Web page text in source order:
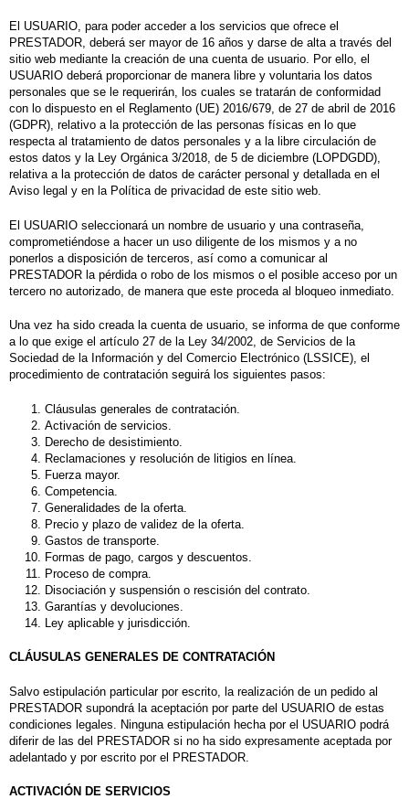
El USUARIO, para poder acceder a los servicios que ofrece el
PRESTADOR, deberá ser mayor de 16 años y darse de alta a través del
sitio web mediante la creación de una cuenta de usuario. Por ello, el
USUARIO deberá proporcionar de manera libre y voluntaria los datos
personales que se le requerirán, los cuales se tratarán de conformidad
con lo dispuesto en el Reglamento (UE) 2016/679, de 27 de abril de 2016
(GDPR), relativo a la protección de las personas físicas en lo que
respecta al tratamiento de datos personales y a la libre circulación de
estos datos y la Ley Orgánica 3/2018, de 5 de diciembre (LOPDGDD),
relativa a la protección de datos de carácter personal y detallada en el
Aviso legal y en la Política de privacidad de este sitio web.
El USUARIO seleccionará un nombre de usuario y una contraseña
comprometiéndose a hacer un uso diligente de los mismos y a no
ponerlos a disposición de terceros, así como a comunicar al
PRESTADOR la pérdida o robo de los mismos o el posible acceso por un
tercero no autorizado, de manera que este proceda al bloqueo inmediato.
Una vez ha sido creada la cuenta de usuario, se informa de que conforme
a lo que exige el artículo 27 de la Ley 34/2002, de Servicios de la
Sociedad de la Información y del Comercio Electrónico (LSSICE), el
procedimiento de contratación seguirá los siguientes pasos:
Cláusulas generales de contratación.
Activación de servicios.
Derecho de desistimiento.
Reclamaciones y resolución de litigios en línea.
Fuerza mayor.
Competencia.
Generalidades de la oferta.
Precio y plazo de validez de la oferta.
Gastos de transporte.
Formas de pago, cargos y descuentos.
Proceso de compra.
Disociación y suspensión o rescisión del contrato.
Garantías y devoluciones.
Ley aplicable y jurisdicción.
CLÁUSULAS GENERALES DE CONTRATACIÓN
Salvo estipulación particular por escrito, la realización de un pedido al
PRESTADOR supondrá la aceptación por parte del USUARIO de estas
condiciones legales. Ninguna estipulación hecha por el USUARIO podrá
diferir de las del PRESTADOR si no ha sido expresamente aceptada por
adelantado y por escrito por el PRESTADOR.
ACTIVACIÓN DE SERVICIOS